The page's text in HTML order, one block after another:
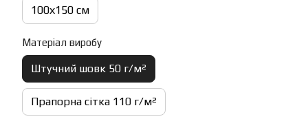
100х150 см
Матеріал виробу
Штучний шовк 50 г/м²
Прапорна сітка 110 г/м²